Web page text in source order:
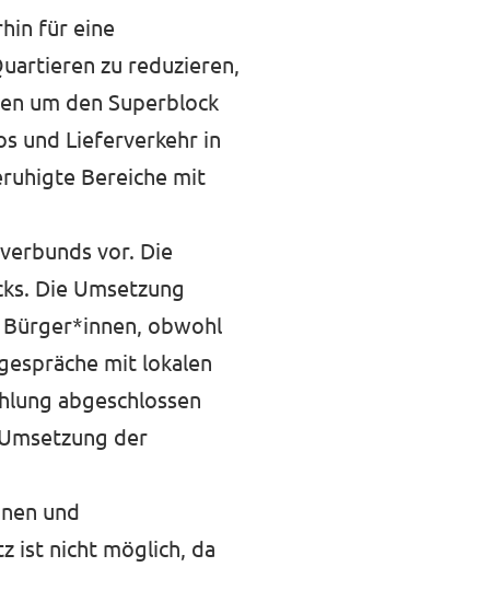
für eine
zu reduzieren,
um den Superblock
und Lieferverkehr in
Bereiche mit
vor. Die
Die Umsetzung
obwohl
mit lokalen
abgeschlossen
der
und
ist nicht möglich, da